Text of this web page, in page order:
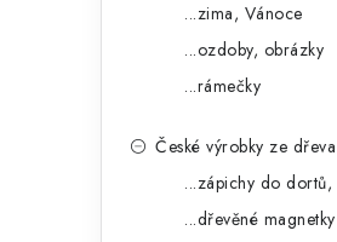
...zima, Vánoce
...ozdoby, obrázky
...rámečky
České výrobky ze dřeva
...zápichy do dortů,
...dřevěné magnetky